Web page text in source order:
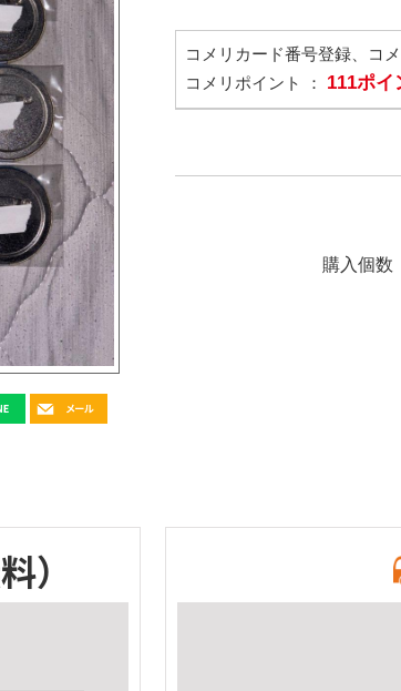
コメリカード番号登録、コ
コメリポイント ： 111ポイ
購入個数
）